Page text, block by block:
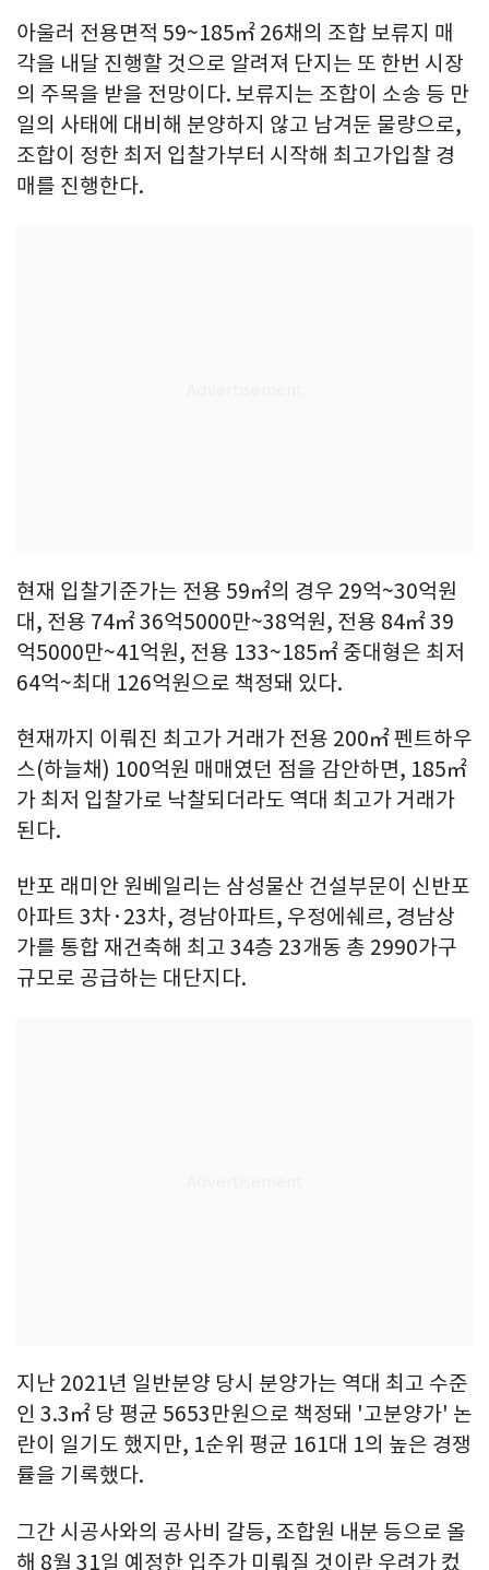
아울러 전용면적 59~185㎡ 26채의 조합 보류지 매
각을 내달 진행할 것으로 알려져 단지는 또 한번 시장
의 주목을 받을 전망이다. 보류지는 조합이 소송 등 만
일의 사태에 대비해 분양하지 않고 남겨둔 물량으로,
조합이 정한 최저 입찰가부터 시작해 최고가입찰 경
매를 진행한다.
현재 입찰기준가는 전용 59㎡의 경우 29억~30억원
대, 전용 74㎡ 36억5000만~38억원, 전용 84㎡ 39
억5000만~41억원, 전용 133~185㎡ 중대형은 최저
64억~최대 126억원으로 책정돼 있다.
현재까지 이뤄진 최고가 거래가 전용 200㎡ 펜트하우
스(하늘채) 100억원 매매였던 점을 감안하면, 185㎡
가 최저 입찰가로 낙찰되더라도 역대 최고가 거래가
된다.
반포 래미안 원베일리는 삼성물산 건설부문이 신반포
아파트 3차·23차, 경남아파트, 우정에쉐르, 경남상
가를 통합 재건축해 최고 34층 23개동 총 2990가구
규모로 공급하는 대단지다.
지난 2021년 일반분양 당시 분양가는 역대 최고 수준
인 3.3㎡ 당 평균 5653만원으로 책정돼 '고분양가' 논
란이 일기도 했지만, 1순위 평균 161대 1의 높은 경쟁
률을 기록했다.
그간 시공사와의 공사비 갈등, 조합원 내분 등으로 올
해 8월 31일 예정한 입주가 미뤄질 것이란 우려가 컸